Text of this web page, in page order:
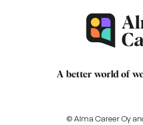
A better world of
© Alma Career Oy